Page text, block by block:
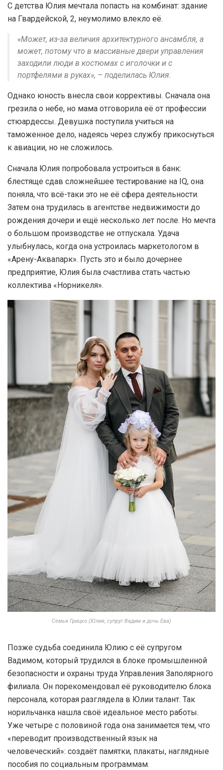
С детства Юлия мечтала попасть на комбинат: здание
на Гвардейской, 2, неумолимо влекло её.
«Может, из-за величия архитектурного ансамбля, а
может, потому что в массивные двери управления
заходили люди в костюмах с иголочки и с
портфелями в руках», – поделилась Юлия.
Однако юность внесла свои коррективы. Сначала она
грезила о небе, но мама отговорила её от профессии
стюардессы. Девушка поступила учиться на
таможенное дело, надеясь через службу прикоснуться
к авиации, но не сложилось.
Сначала Юлия попробовала устроиться в банк:
блестяще сдав сложнейшее тестирование на IQ, она
поняла, что всё-таки это не её сфера деятельности.
Затем она трудилась в агентстве недвижимости до
рождения дочери и ещё несколько лет после. Но мечта
о большом производстве не отпускала. Удача
улыбнулась, когда она устроилась маркетологом в
«Арену-Аквапарк». Пусть это и было дочернее
предприятие, Юлия была счастлива стать частью
коллектива «Норникеля».
Семья Грицко (Юлия, супруг Вадим и дочь Ева)
Позже судьба соединила Юлию с её супругом
Вадимом, который трудился в блоке промышленной
безопасности и охраны труда Управления Заполярного
филиала. Он порекомендовал её руководителю блока
персонала, которая разглядела в Юлии талант. Так
норильчанка нашла своё идеальное место работы.
Уже четыре с половиной года она занимается тем, что
«переводит производственный язык на
человеческий»: создаёт памятки, плакаты, наглядные
пособия по социальным программам.